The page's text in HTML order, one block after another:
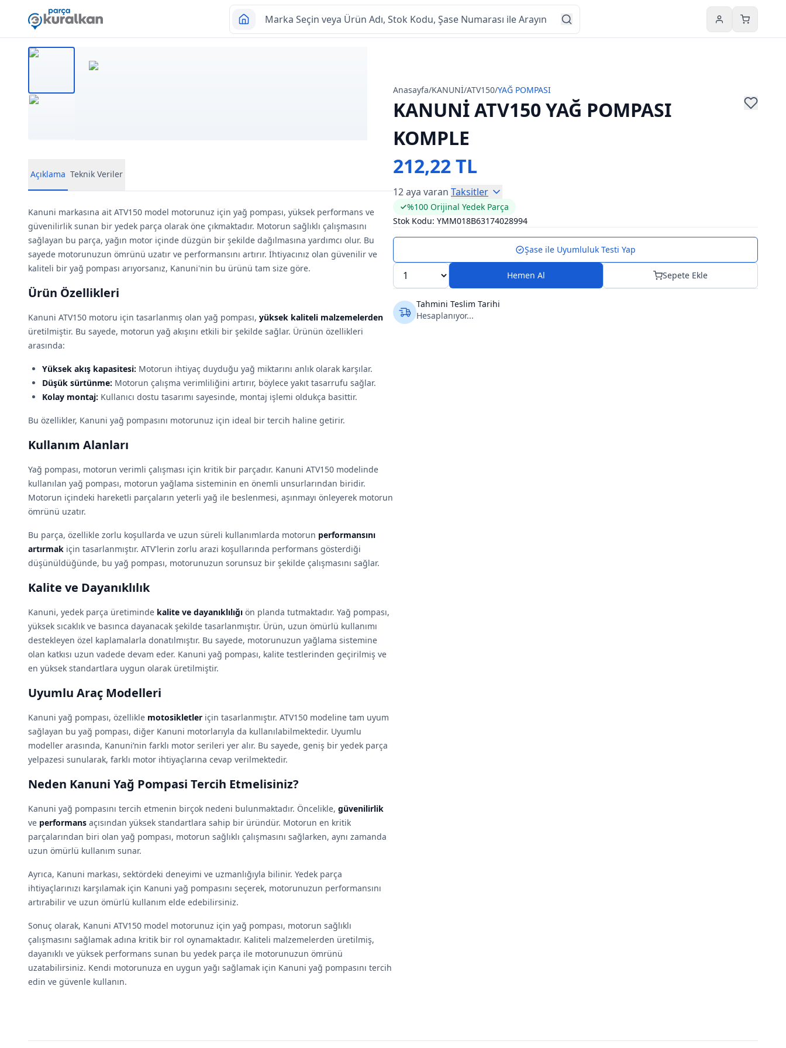
HesabımSepetim
Anasayfa/KANUNİ/ATV150/YAĞ POMPASI
KANUNİ ATV150 YAĞ POMPASI
KOMPLE
212,22 TL
12 aya varan Taksitler
%100 Orijinal Yedek Parça
Stok Kodu: YMM018B63174028994
Şase ile Uyumluluk Testi Yap
Hemen Al Sepete Ekle
Tahmini Teslim Tarihi
Hesaplanıyor...
Açıklama Teknik Veriler
Kanuni markasına ait ATV150 model motorunuz için yağ pompası, yüksek performans ve
güvenilirlik sunan bir yedek parça olarak öne çıkmaktadır. Motorun sağlıklı çalışmasını
sağlayan bu parça, yağın motor içinde düzgün bir şekilde dağılmasına yardımcı olur. Bu
sayede motorunuzun ömrünü uzatır ve performansını artırır. İhtiyacınız olan güvenilir ve
kaliteli bir yağ pompası arıyorsanız, Kanuni'nin bu ürünü tam size göre.
Ürün Özellikleri
Kanuni ATV150 motoru için tasarlanmış olan yağ pompası, yüksek kaliteli malzemelerden
üretilmiştir. Bu sayede, motorun yağ akışını etkili bir şekilde sağlar. Ürünün özellikleri
arasında:
Yüksek akış kapasitesi: Motorun ihtiyaç duyduğu yağ miktarını anlık olarak karşılar.
Düşük sürtünme: Motorun çalışma verimliliğini artırır, böylece yakıt tasarrufu sağlar.
Kolay montaj: Kullanıcı dostu tasarımı sayesinde, montaj işlemi oldukça basittir.
Bu özellikler, Kanuni yağ pompasını motorunuz için ideal bir tercih haline getirir.
Kullanım Alanları
Yağ pompası, motorun verimli çalışması için kritik bir parçadır. Kanuni ATV150 modelinde
kullanılan yağ pompası, motorun yağlama sisteminin en önemli unsurlarından biridir.
Motorun içindeki hareketli parçaların yeterli yağ ile beslenmesi, aşınmayı önleyerek motorun
ömrünü uzatır.
Bu parça, özellikle zorlu koşullarda ve uzun süreli kullanımlarda motorun performansını
artırmak için tasarlanmıştır. ATV'lerin zorlu arazi koşullarında performans gösterdiği
düşünüldüğünde, bu yağ pompası, motorunuzun sorunsuz bir şekilde çalışmasını sağlar.
Kalite ve Dayanıklılık
Kanuni, yedek parça üretiminde kalite ve dayanıklılığı ön planda tutmaktadır. Yağ pompası,
yüksek sıcaklık ve basınca dayanacak şekilde tasarlanmıştır. Ürün, uzun ömürlü kullanımı
destekleyen özel kaplamalarla donatılmıştır. Bu sayede, motorunuzun yağlama sistemine
olan katkısı uzun vadede devam eder. Kanuni yağ pompası, kalite testlerinden geçirilmiş ve
en yüksek standartlara uygun olarak üretilmiştir.
Uyumlu Araç Modelleri
Kanuni yağ pompası, özellikle motosikletler için tasarlanmıştır. ATV150 modeline tam uyum
sağlayan bu yağ pompası, diğer Kanuni motorlarıyla da kullanılabilmektedir. Uyumlu
modeller arasında, Kanuni’nin farklı motor serileri yer alır. Bu sayede, geniş bir yedek parça
yelpazesi sunularak, farklı motor ihtiyaçlarına cevap verilmektedir.
Neden Kanuni Yağ Pompasi Tercih Etmelisiniz?
Kanuni yağ pompasını tercih etmenin birçok nedeni bulunmaktadır. Öncelikle, güvenilirlik
ve performans açısından yüksek standartlara sahip bir üründür. Motorun en kritik
parçalarından biri olan yağ pompası, motorun sağlıklı çalışmasını sağlarken, aynı zamanda
uzun ömürlü kullanım sunar.
Ayrıca, Kanuni markası, sektördeki deneyimi ve uzmanlığıyla bilinir. Yedek parça
ihtiyaçlarınızı karşılamak için Kanuni yağ pompasını seçerek, motorunuzun performansını
artırabilir ve uzun ömürlü kullanım elde edebilirsiniz.
Sonuç olarak, Kanuni ATV150 model motorunuz için yağ pompası, motorun sağlıklı
çalışmasını sağlamak adına kritik bir rol oynamaktadır. Kaliteli malzemelerden üretilmiş,
dayanıklı ve yüksek performans sunan bu yedek parça ile motorunuzun ömrünü
uzatabilirsiniz. Kendi motorunuza en uygun yağı sağlamak için Kanuni yağ pompasını tercih
edin ve güvenle kullanın.